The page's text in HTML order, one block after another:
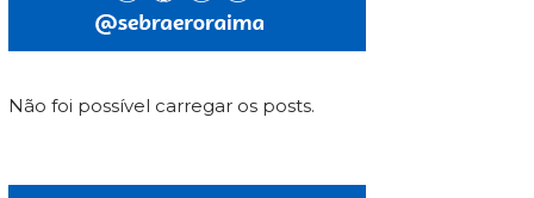
Não foi possível carregar os posts.